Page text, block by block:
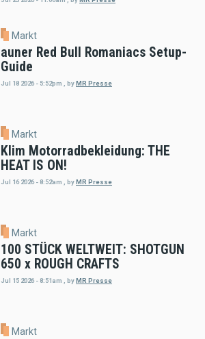
Markt
auner Red Bull Romaniacs Setup-
Guide
Jul 18 2026 - 5:52pm , by MR Presse
Markt
Klim Motorradbekleidung: THE
HEAT IS ON!
Jul 16 2026 - 8:52am byMR Presse
Markt
100 STÜCK WELTWEIT: SHOTGUN
650 x ROUGH CRAFTS
Jul 15 2026 - 8:51am byMR Presse
Markt